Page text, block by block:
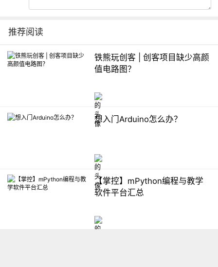
推荐阅读
铁熊玩创客 | 创客项目缺少高颜
值电路图？
想入门Arduino怎么办？
【掌控】mPython编程与教学
软件平台汇总